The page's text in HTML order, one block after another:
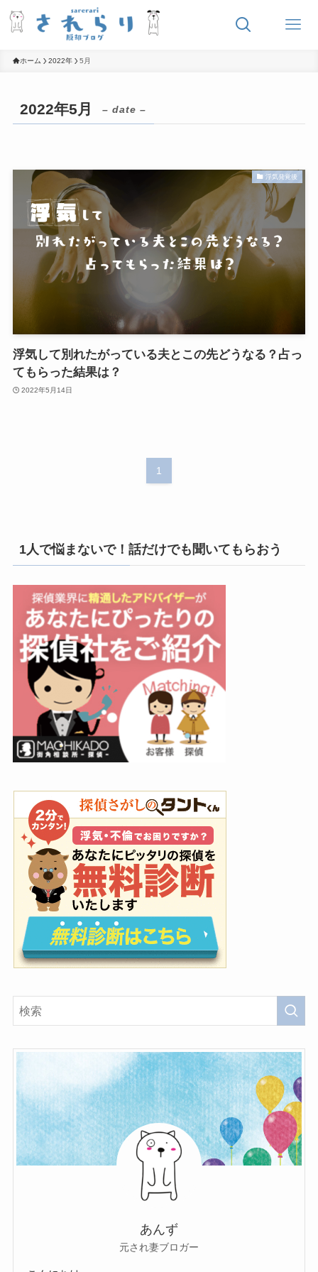
ホーム 2022年 5月
2022年5月 – date –
浮気発覚後
浮気して別れたがっている夫とこの先どうなる？占っ
てもらった結果は？
2022年5月14日
1
1人で悩まないで！話だけでも聞いてもらおう
あんず
元され妻ブロガー